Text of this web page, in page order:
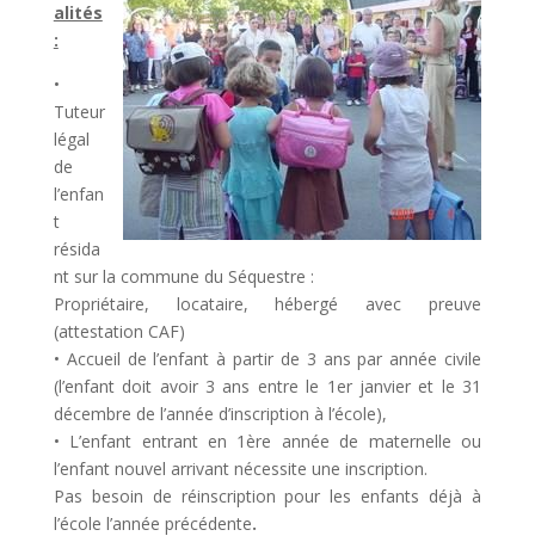
alités
:
•
Tuteur
légal
de
l’enfan
t
résida
nt sur la commune du Séquestre :
Propriétaire, locataire, hébergé avec preuve
(attestation CAF)
• Accueil de l’enfant à partir de 3 ans par année civile
(l’enfant doit avoir 3 ans entre le 1er janvier et le 31
décembre de l’année d’inscription à l’école),
• L’enfant entrant en 1ère année de maternelle ou
l’enfant nouvel arrivant nécessite une inscription.
Pas besoin de réinscription pour les enfants déjà à
l’école l’année précédente.